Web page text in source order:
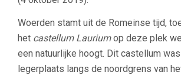
Woerden stamt uit de Romeinse tijd,
het castellum Lauriumop deze plek
een natuurlijke hoogt. Dit castellum
legerplaats langs de noordgrens van